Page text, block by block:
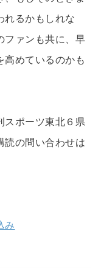
れるかもしれな
ファンも共に、早
高めているのかも
スポーツ東北６県
読の問い合わせは
み